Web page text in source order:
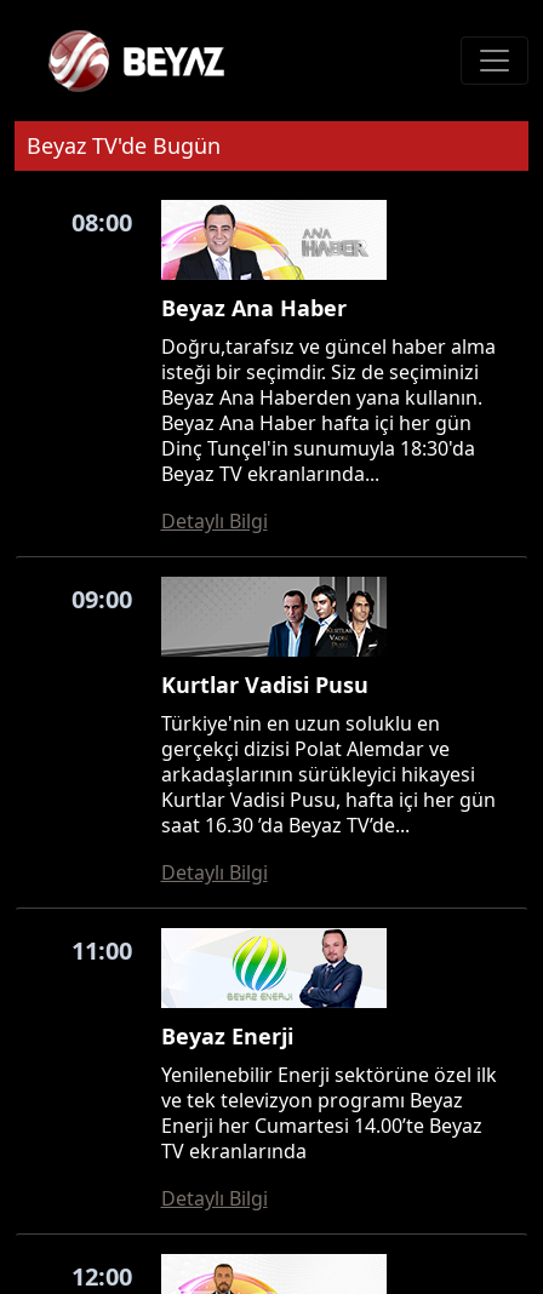
Beyaz TV'de Bugün
08:00
Beyaz Ana Haber
Doğru,tarafsız ve güncel haber alma
isteği bir seçimdir. Siz de seçiminizi
Beyaz Ana Haberden yana kullanın.
Beyaz Ana Haber hafta içi her gün
Dinç Tunçel'in sunumuyla 18:30'da
Beyaz TV ekranlarında...
Detaylı Bilgi
09:00
Kurtlar Vadisi Pusu
Türkiye'nin en uzun soluklu en
gerçekçi dizisi Polat Alemdar ve
arkadaşlarının sürükleyici hikayesi
Kurtlar Vadisi Pusu, hafta içi her gün
saat 16.30 ’da Beyaz TV’de...
Detaylı Bilgi
11:00
Beyaz Enerji
Yenilenebilir Enerji sektörüne özel ilk
ve tek televizyon programı Beyaz
Enerji her Cumartesi 14.00’te Beyaz
TV ekranlarında
Detaylı Bilgi
12:00